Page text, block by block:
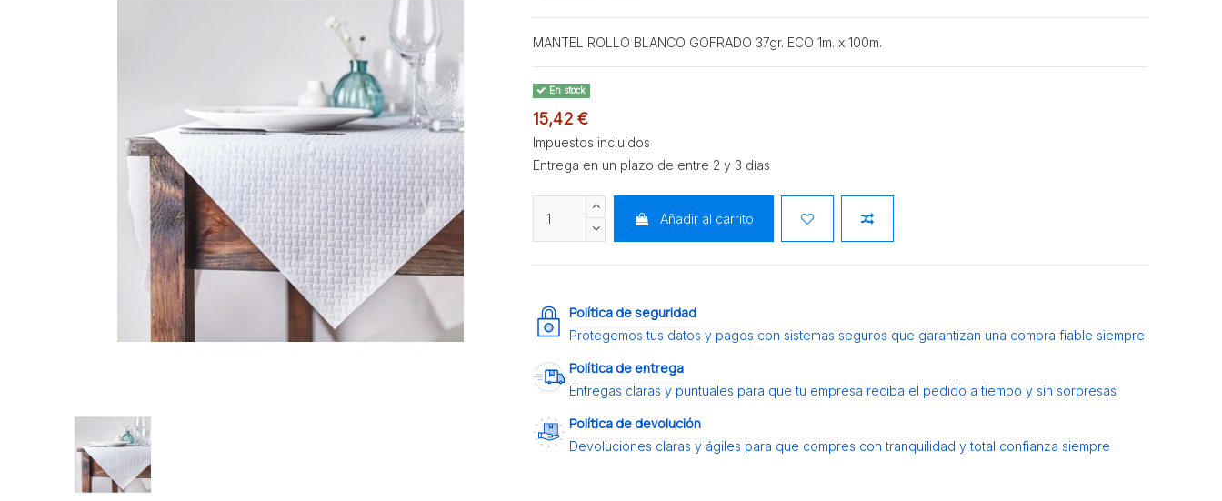
MANTEL ROLLO BLANCO GOFRADO 37gr. ECO 1m. x 100m.
En stock
15,42 €
Impuestos incluidos
Entrega en un plazo de entre 2 y 3 días
Añadir al carrito
Política de seguridad
Protegemos tus datos y pagos con sistemas seguros que garantizan una compra fiable siempre
Política de entrega
Entregas claras y puntuales para que tu empresa reciba el pedido a tiempo y sin sorpresas
Política de devolución
Devoluciones claras y ágiles para que compres con tranquilidad y total confianza siempre